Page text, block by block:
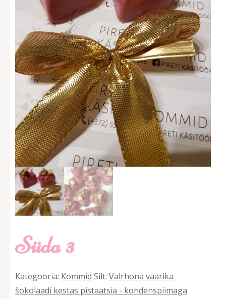
Süda 3
Kategooria: Kommid Silt: Valrhona vaarika
šokolaadi kestas pistaatsia - kondenspiimaga